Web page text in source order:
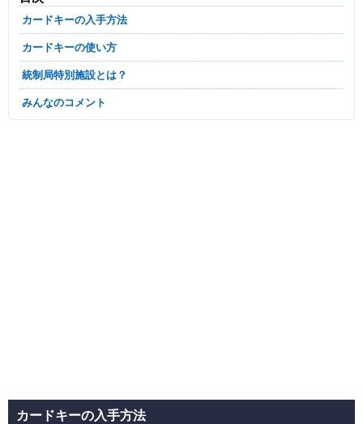
カードキーの入手方法
カードキーの使い方
統制局特別施設とは？
みんなのコメント
カードキーの入手方法